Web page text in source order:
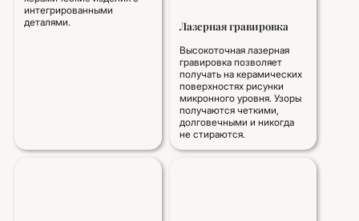
интегрированными
деталями.
Лазерная гравировка
Высокоточная лазерная
гравировка позволяет
получать на керамических
поверхностях рисунки
микронного уровня. Узоры
получаются четкими,
долговечными и никогда
не стираются.